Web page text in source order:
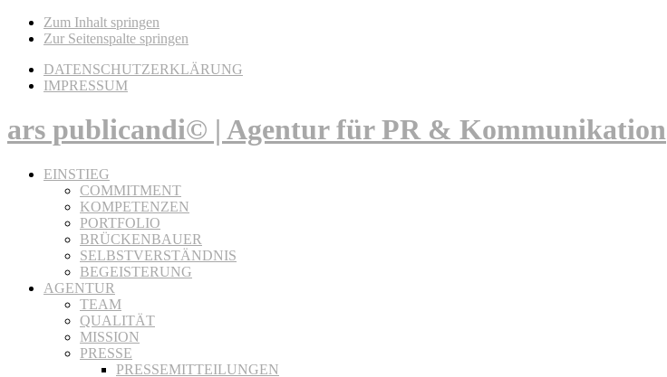
Zum Inhalt springen
Zur Seitenspalte springen
DATENSCHUTZERKLÄRUNG
IMPRESSUM
ars publicandi© | Agentur für PR & Kommunikation
EINSTIEG
COMMITMENT
KOMPETENZEN
PORTFOLIO
BRÜCKENBAUER
SELBSTVERSTÄNDNIS
BEGEISTERUNG
AGENTUR
TEAM
QUALITÄT
MISSION
PRESSE
PRESSEMITTEILUNGEN